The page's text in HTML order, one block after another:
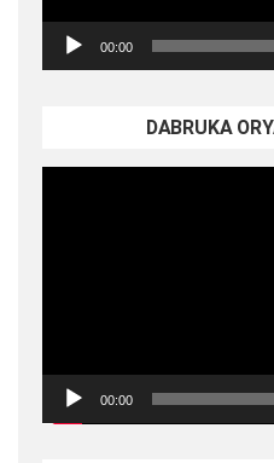
00:00
DABRUKA
00:00